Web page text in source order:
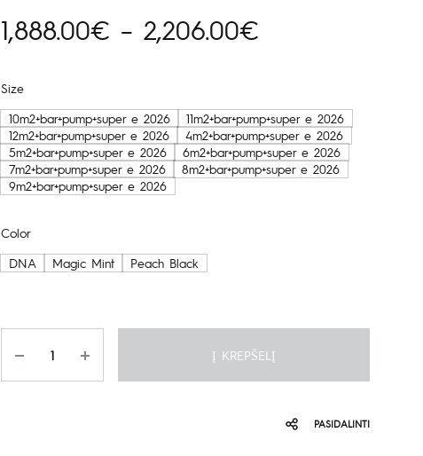
1,888.00€ – 2,206.00€Price
1,888.00€
through
Size
10m2+bar+pump+super e 2026
11m2+bar+pump+super e 2026
12m2+bar+pump+super e 2026
4m2+bar+pump+super e 2026
5m2+bar+pump+super e 2026
6m2+bar+pump+super e 2026
7m2+bar+pump+super e 2026
8m2+bar+pump+super e 2026
9m2+bar+pump+super e 2026
Color
DNA
Magic Mint Peach Black
Į KREPŠELĮ
PASIDALINTI